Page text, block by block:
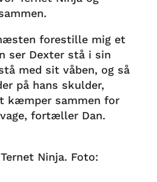
forestille mig et
ser Dexter stå i sin
med sit våben, og så
på hans skulder,
kæmper sammen for
fortæller Dan.
Ninja. Foto: